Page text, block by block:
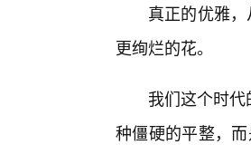
真正的优雅
更绚烂的花。
我们这个时代
种僵硬的平整，